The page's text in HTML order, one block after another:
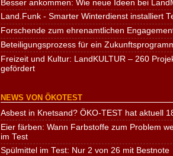
Besser ankommen: Wie neue Ideen bei
Land.Funk - Smarter Winterdienst installiert
Forschende zum ehrenamtlichen
Beteiligungsprozess für ein
Freizeit und Kultur: LandKULTUR – 260
gefördert
NEWS VON ÖKOTEST
Asbest in Knetsand? ÖKO-TEST hat aktuell
Eier färben: Wann Farbstoffe zum Problem
im Test
Spülmittel im Test: Nur 2 von 26 mit Bestnote